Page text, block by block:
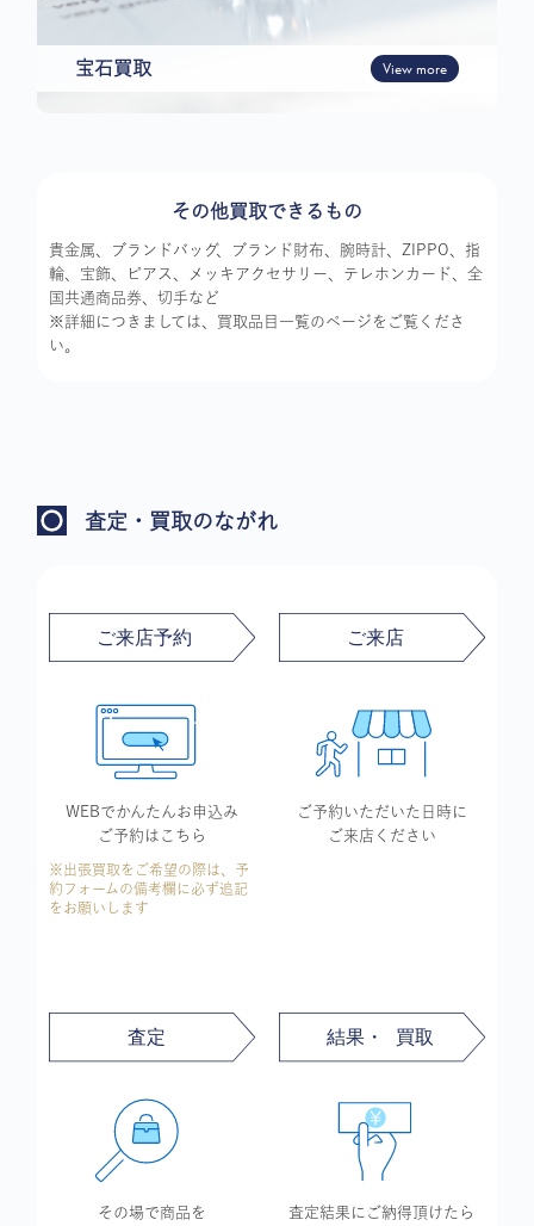
宝石買取 View more
その他買取できるもの
貴金属、ブランドバッグ、ブランド財布、腕時計、ZIPPO、指
輪、宝飾、ピアス、メッキアクセサリー、テレホンカード、全
国共通商品券、切手など
※詳細につきましては、買取品目一覧のページをご覧くださ
い。
査定・買取のながれ
WEBでかんたんお申込み
ご予約はこちら
※出張買取をご希望の際は、予
約フォームの備考欄に必ず追記
をお願いします
ご予約いただいた 日時に
ご来店ください
その場で商品を
査定結果に ご納得頂けたら